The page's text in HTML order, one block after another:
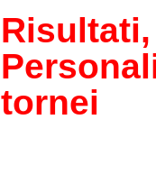
tornei